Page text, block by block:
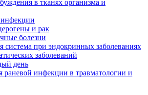
в тканях организма и
и рак
болезни
система при эндокринных заболеваниях
заболеваний
день
раневой инфекции в травматологии и